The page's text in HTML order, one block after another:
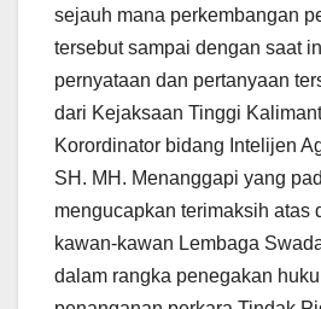
sejauh mana perkembangan
tersebut sampai dengan saat
pernyataan dan pertanyaan
dari Kejaksaan Tinggi
Korordinator bidang Intelijen
SH. MH. Menanggapi yang
mengucapkan terimaksih atas
kawan-kawan Lembaga
dalam rangka penegakan